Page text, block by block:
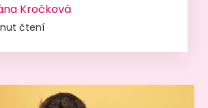
Kročková
čtení